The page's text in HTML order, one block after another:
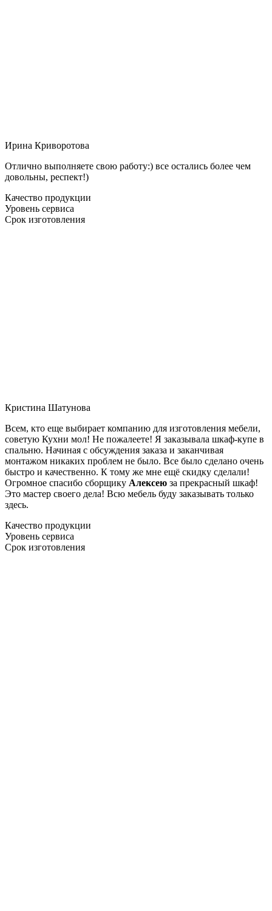
Ирина Криворотова
Отлично выполняете свою работу:) все остались более чем
довольны, респект!)
Качество продукции
Уровень сервиса
Срок изготовления
Кристина Шатунова
Всем, кто еще выбирает компанию для изготовления мебели,
советую Кухни мол! Не пожалеете! Я заказывала шкаф-купе в
спальню. Начиная с обсуждения заказа и заканчивая
монтажом никаких проблем не было. Все было сделано очень
быстро и качественно. К тому же мне ещё скидку сделали!
Огромное спасибо сборщику Алексею за прекрасный шкаф!
Это мастер своего дела! Всю мебель буду заказывать только
здесь.
Качество продукции
Уровень сервиса
Срок изготовления